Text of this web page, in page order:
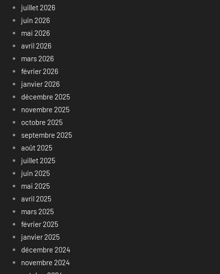
juillet 2026
juin 2026
mai 2026
avril 2026
mars 2026
février 2026
janvier 2026
décembre 2025
novembre 2025
octobre 2025
septembre 2025
août 2025
juillet 2025
juin 2025
mai 2025
avril 2025
mars 2025
février 2025
janvier 2025
décembre 2024
novembre 2024